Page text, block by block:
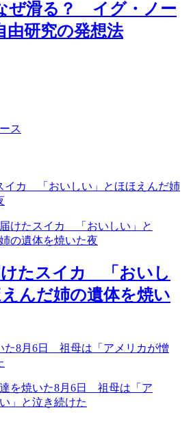
ぜ滑る？ イグ・ノー
由研究の発想法
ス
イカ 「おいしい」とほほえんだ姉
けたスイカ 「おいし
んだ姉の遺体を焼い
た8月6日 祖母は「アメリカが憎